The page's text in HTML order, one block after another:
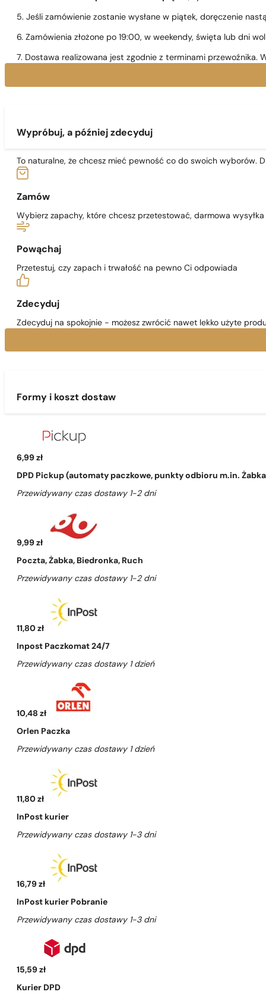
5. Jeśli zamówienie zostanie wysłane w piątek, doręczenie
6. Zamówienia złożone po 19:00, w weekendy, święta lub dni
7. Dostawa realizowana jest zgodnie z terminami przewoźnika.
Wypróbuj, a później zdecyduj
To naturalne, że chcesz mieć pewność co do swoich wyborów.
Zamów
Wybierz zapachy, które chcesz przetestować, darmowa wysyłka
Powąchaj
Przetestuj, czy zapach i trwałość na pewno Ci odpowiada
Zdecyduj
Zdecyduj na spokojnie - możesz zwrócić nawet lekko użyte
Formy i koszt dostaw
6,99 zł
DPD Pickup (automaty paczkowe, punkty odbioru m.in.
Przewidywany czas dostawy 1-2 dni
9,99 zł
Poczta, Żabka, Biedronka, Ruch
Przewidywany czas dostawy 1-2 dni
11,80 zł
Inpost Paczkomat 24/7
Przewidywany czas dostawy 1 dzień
10,48 zł
Orlen Paczka
Przewidywany czas dostawy 1 dzień
11,80 zł
InPost kurier
Przewidywany czas dostawy 1-3 dni
16,79 zł
InPost kurier Pobranie
Przewidywany czas dostawy 1-3 dni
15,59 zł
Kurier DPD